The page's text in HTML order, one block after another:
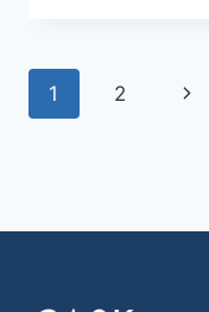
QUẢN
Page
1 2
Next